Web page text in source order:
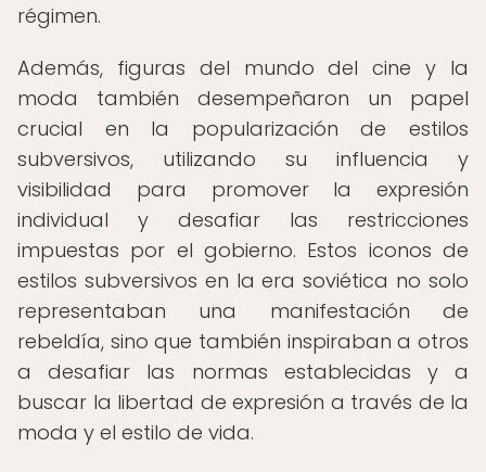
régimen.
Además, figuras del mundo del cine y la
moda también desempeñaron un papel
crucial en la popularización de estilos
subversivos, utilizando su influencia y
visibilidad para promover la expresión
individual y desafiar las restricciones
impuestas por el gobierno. Estos iconos de
estilos subversivos en la era soviética no solo
representaban una manifestación de
rebeldía, sino que también inspiraban a otros
a desafiar las normas establecidas y a
buscar la libertad de expresión a través de la
moda y el estilo de vida.